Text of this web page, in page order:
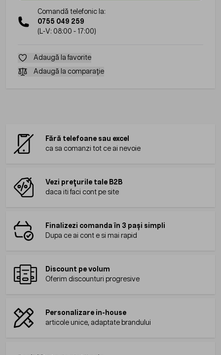
Comandă telefonic la:
0755 049 259
(L-V: 08:00 - 17:00)
Adaugă la favorite
Adaugă la comparație
Fără telefoane sau excel
ca sa comanzi tot ce ai nevoie
Vezi prețurile tale B2B
daca iti faci cont pe site
Finalizezi comanda în 3 pași simpli
Dupa ce ai cont e si mai rapid
Discount pe volum
Oferim discounturi progresive
Personalizare in-house
articole unice, adaptate brandului